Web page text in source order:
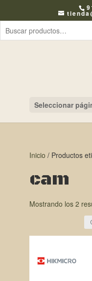
Seleccionar
Inicio / Productos
cam
Mostrando los 2